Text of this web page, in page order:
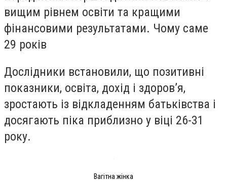
вищим рівнем освіти та кращими
фінансовими результатами. Чому саме
29 років
Дослідники встановили, що позитивні
показники, освіта, дохід і здоров’я,
зростають із відкладенням батьківства і
досягають піка приблизно у віці 26-31
року.
Вагітна жінка